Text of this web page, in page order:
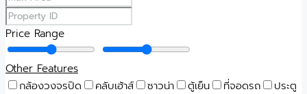
Price Range
Other Features
กล้องวงจรปิด
คลับเฮ้าส์ ซาวน่า ตู้เย็น ที่จอดรถ
ประตู